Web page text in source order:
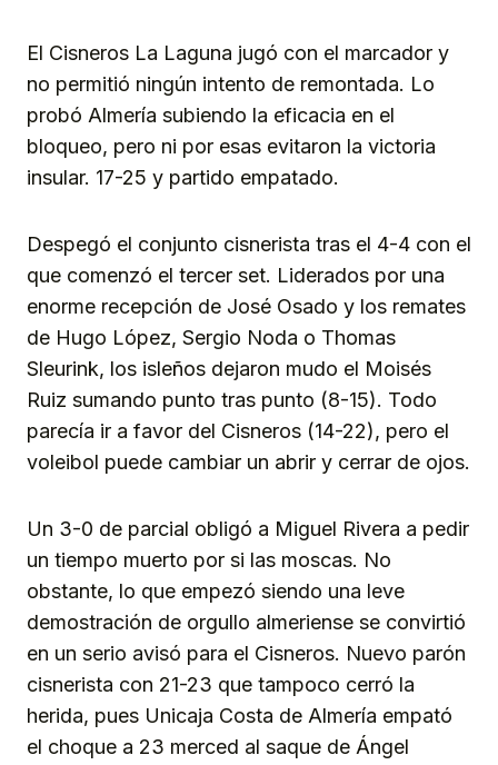
El Cisneros La Laguna jugó con el marcador y
no permitió ningún intento de remontada. Lo
probó Almería subiendo la eficacia en el
bloqueo, pero ni por esas evitaron la victoria
insular. 17-25 y partido empatado.
Despegó el conjunto cisnerista tras el 4-4 con el
que comenzó el tercer set. Liderados por una
enorme recepción de José Osado y los remates
de Hugo López, Sergio Noda o Thomas
Sleurink, los isleños dejaron mudo el Moisés
Ruiz sumando punto tras punto (8-15). Todo
parecía ir a favor del Cisneros (14-22), pero el
voleibol puede cambiar un abrir y cerrar de ojos.
Un 3-0 de parcial obligó a Miguel Rivera a pedir
un tiempo muerto por si las moscas. No
obstante, lo que empezó siendo una leve
demostración de orgullo almeriense se convirtió
en un serio avisó para el Cisneros. Nuevo parón
cisnerista con 21-23 que tampoco cerró la
herida, pues Unicaja Costa de Almería empató
el choque a 23 merced al saque de Ángel